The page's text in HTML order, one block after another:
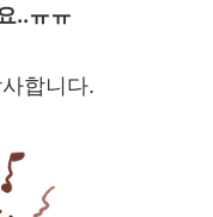
..ㅠㅠ
합니다.